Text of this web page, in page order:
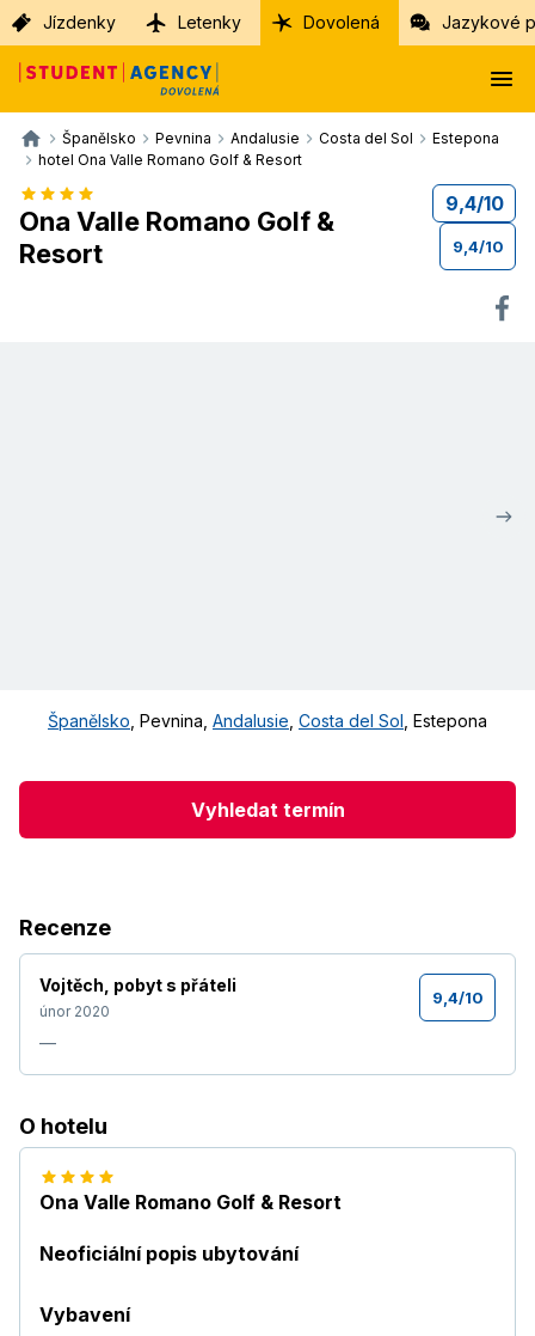
Jízdenky Letenky Dovolená Jazykové
Španělsko Pevnina Andalusie Costa del Sol
Estepona
hotel Ona Valle Romano Golf & Resort
Ona Valle Romano Golf &
Resort
9,4/10
9,4/10
Španělsko Pevnina Andalusie Costa del Sol Estepona
Vyhledat termín
Recenze
Vojtěch pobyt s přáteli
únor 2020
—
9,4/10
O hotelu
Ona Valle Romano Golf & Resort
Neoficiální popis ubytování
Vybavení